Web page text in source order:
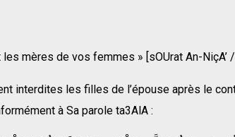
mères de vos femmes » [sOUrat An-NiçA’
interdites les filles de l’épouse après le
à Sa parole ta3AlA :